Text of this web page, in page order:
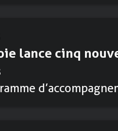
lance cinq